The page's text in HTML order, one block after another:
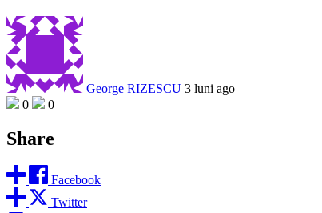
George RIZESCU 3 luni ago
0
0
Share
Facebook
Twitter